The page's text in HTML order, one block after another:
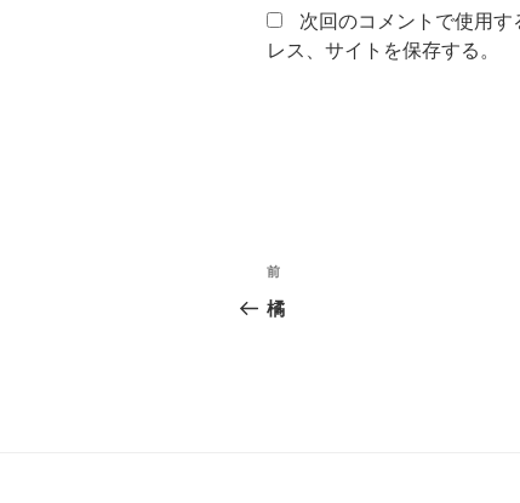
次回のコメントで使用
レス、サイトを保存する。
投
稿
前
の
前
橘